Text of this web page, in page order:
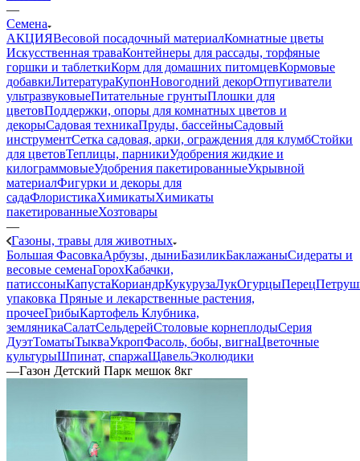
—
Семена
АКЦИЯВесовой посадочный материалКомнатные цветы
Искусственная траваКонтейнеры для рассады, торфяные
горшки и таблеткиКорм для домашних питомцевКормовые
добавкиЛитератураКупонНовогодний декорОтпугиватели
ультразвуковыеПитательные грунтыПлошки для
цветовПоддержки, опоры для комнатных цветов и
декорыСадовая техникаПруды, бассейныСадовый
инструментСетка садовая, арки, ограждения для клумбСтойки
для цветовТеплицы, парникиУдобрения жидкие и
килограммовыеУдобрения пакетированныеУкрывной
материалФигурки и декоры для
садаФлористикаХимикатыХимикаты
пакетированныеХозтовары
—
Газоны, травы для животных
Большая ФасовкаАрбузы, дыниБазиликБаклажаныСидераты и
весовые семенаГорохКабачки,
патиссоныКапустаКориандрКукурузаЛукОгурцыПерец
упаковка Пряные и лекарственные растения,
прочееГрибыКартофель Клубника,
земляникаСалатСельдерейСтоловые корнеплодыСерия
ДуэтТоматыТыкваУкропФасоль, бобы, вигнаЦветочные
культурыШпинат, спаржаЩавельЭколюдики
—Газон Детский Парк мешок 8кг